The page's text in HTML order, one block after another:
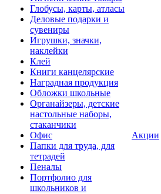
Глобусы, карты, атласы
Деловые подарки и
сувениры
Игрушки, значки,
наклейки
Клей
Книги канцелярские
Наградная продукция
Обложки школьные
Органайзеры, детские
настольные наборы,
стаканчики
Офис
Папки для труда, для
тетрадей
Пеналы
Портфолио для
школьников и
Акции